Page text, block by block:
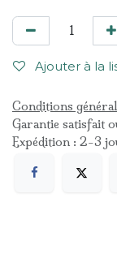
Ajouter à la
Conditions
Garantie satisfait
Expédition : 2-3